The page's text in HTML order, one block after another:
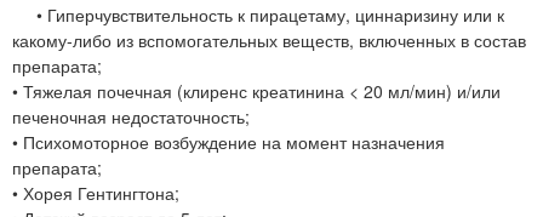
• Гиперчувствительность к пирацетаму, циннаризину или к
какому-либо из вспомогательных веществ, включенных в состав
препарата;
• Тяжелая почечная (клиренс креатинина < 20 мл/мин) и/или
печеночная недостаточность;
• Психомоторное возбуждение на момент назначения
препарата;
• Хорея Гентингтона;